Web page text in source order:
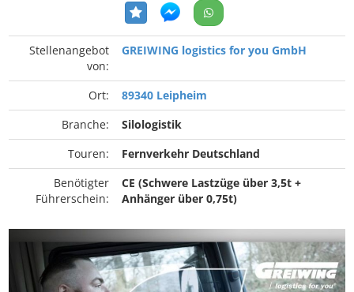
Stellenangebot
von:
GREIWING logistics for you GmbH
Ort:
89340 Leipheim
Branche:
Silologistik
Touren:
Fernverkehr Deutschland
Benötigter
Führerschein:
CE (Schwere Lastzüge über 3,5t +
Anhänger über 0,75t)